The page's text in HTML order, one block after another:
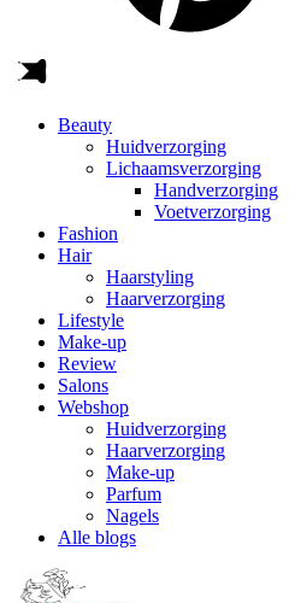
Beauty
Huidverzorging
Lichaamsverzorging
Handverzorging
Voetverzorging
Fashion
Hair
Haarstyling
Haarverzorging
Lifestyle
Make-up
Review
Salons
Webshop
Huidverzorging
Haarverzorging
Make-up
Parfum
Nagels
Alle blogs